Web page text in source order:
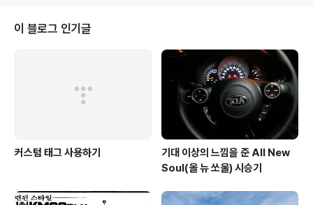
이 블로그 인기글
커스텀 태그 사용하기
기대 이상의 느낌을 준 All New
Soul(올 뉴 쏘울) 시승기